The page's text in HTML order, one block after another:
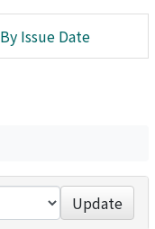
By Issue Date
Update